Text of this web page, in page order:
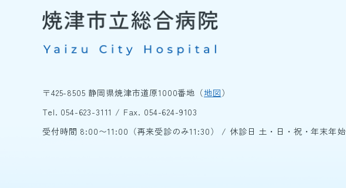
〒425-8505 静岡県焼津市道原1000番地（地図）
Tel. 054-623-3111 / Fax. 054-624-9103
受付時間 8:00〜11:00（再来受診のみ11:30）
/休診日 土・日・祝・年末年始